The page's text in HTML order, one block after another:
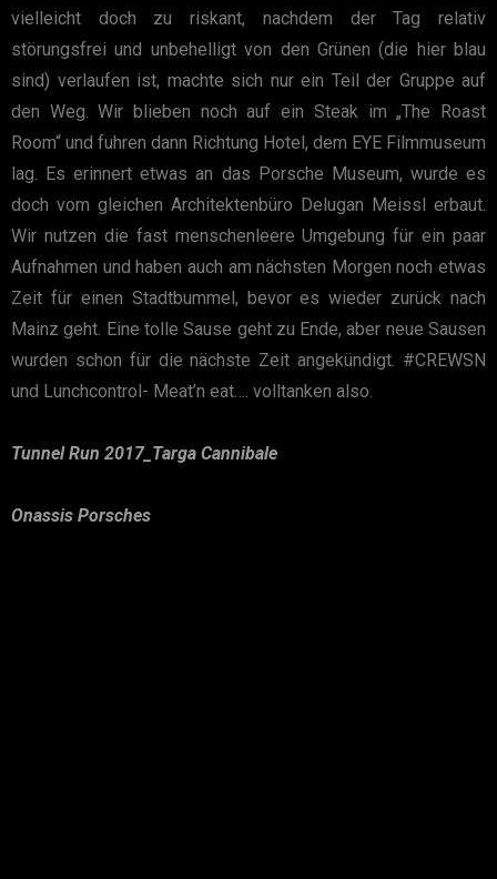
vielleicht doch zu riskant, nachdem der Tag relativ
störungsfrei und unbehelligt von den Grünen (die hier blau
sind) verlaufen ist, machte sich nur ein Teil der Gruppe auf
den Weg. Wir blieben noch auf ein Steak im „The Roast
Room“ und fuhren dann Richtung Hotel, dem EYE Filmmuseum
lag. Es erinnert etwas an das Porsche Museum, wurde es
doch vom gleichen Architektenbüro Delugan Meissl erbaut.
Wir nutzen die fast menschenleere Umgebung für ein paar
Aufnahmen und haben auch am nächsten Morgen noch etwas
Zeit für einen Stadtbummel, bevor es wieder zurück nach
Mainz geht. Eine tolle Sause geht zu Ende, aber neue Sausen
wurden schon für die nächste Zeit angekündigt. #CREWSN
und Lunchcontrol- Meat’n eat…. volltanken also.
Tunnel Run 2017_Targa Cannibale
Onassis Porsches